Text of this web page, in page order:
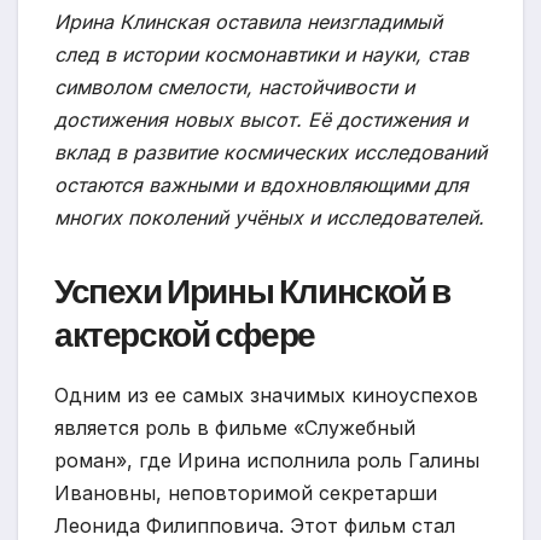
Ирина Клинская оставила неизгладимый
след в истории космонавтики и науки, став
символом смелости, настойчивости и
достижения новых высот. Её достижения и
вклад в развитие космических исследований
остаются важными и вдохновляющими для
многих поколений учёных и исследователей.
Успехи Ирины Клинской в
актерской сфере
Одним из ее самых значимых киноуспехов
является роль в фильме «Служебный
роман», где Ирина исполнила роль Галины
Ивановны, неповторимой секретарши
Леонида Филипповича. Этот фильм стал